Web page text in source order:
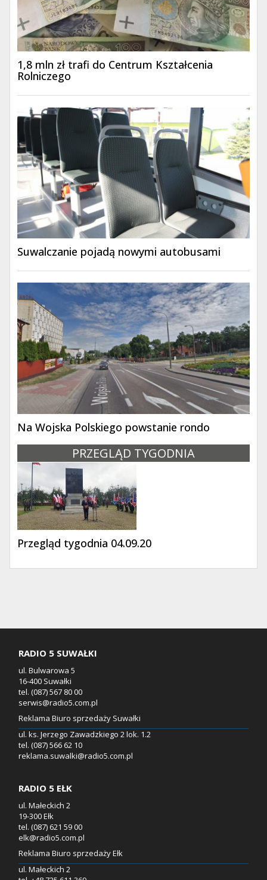
1,8 mln zł trafi do Centrum Kształcenia
Rolniczego
Suwalczanie pojadą nowymi autobusami
Na Wojska Polskiego powstanie rondo
PRZEGLĄD TYGODNIA
Przegląd tygodnia 04.09.20
RADIO 5 SUWAŁKI
ul. Bulwarowa 5
16-400 Suwałki
tel. (087) 567 80 00
serwis@radio5.com.pl
Reklama Biuro sprzedaży Suwałki
ul. ks. Jerzego Zawadzkiego 2 lok. 1.2
tel. (087) 566 62 10
reklama.suwalki@radio5.com.pl
RADIO 5 EŁK
ul. Małeckich 2
19-300 Ełk
tel. (087) 621 59 00
elk@radio5.com.pl
Reklama Biuro sprzedaży Ełk
ul. Małeckich 2